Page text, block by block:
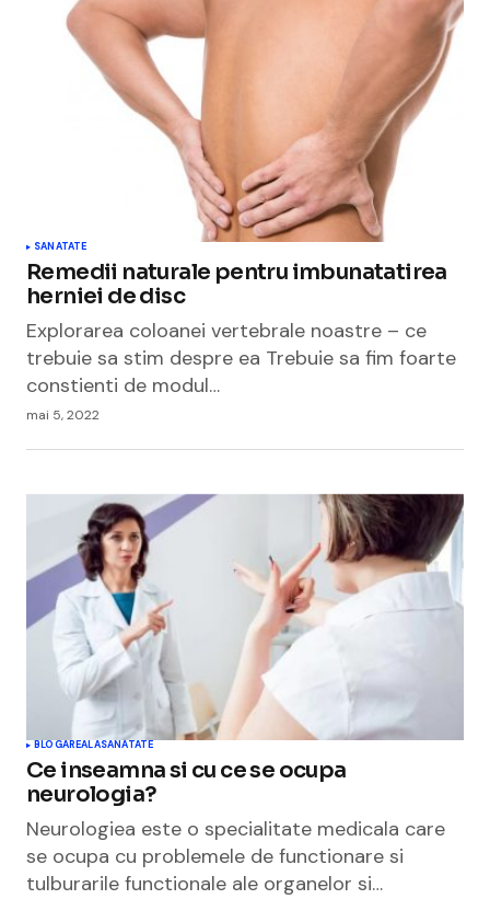
SANATATE
Remedii naturale pentru imbunatatirea
herniei de disc
Explorarea coloanei vertebrale noastre – ce
trebuie sa stim despre ea Trebuie sa fim foarte
constienti de modul…
mai 5, 2022
BLOGAREALASANATATE
Ce inseamna si cu ce se ocupa
neurologia?
Neurologiea este o specialitate medicala care
se ocupa cu problemele de functionare si
tulburarile functionale ale organelor si…